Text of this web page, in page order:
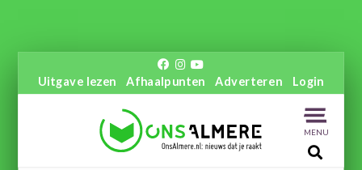
Uitgave lezen Afhaalpunten Adverteren Login
MENU